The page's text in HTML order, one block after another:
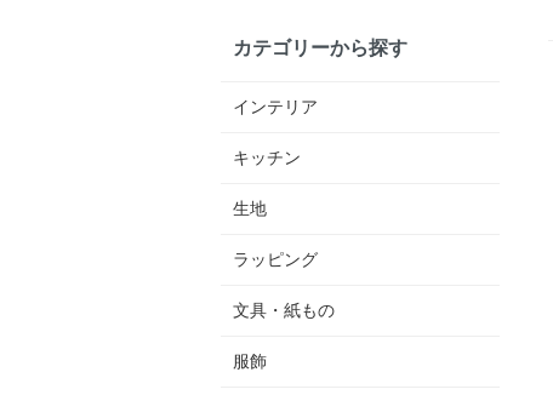
カテゴリーから探す
インテリア
キッチン
生地
ラッピング
文具・紙もの
服飾